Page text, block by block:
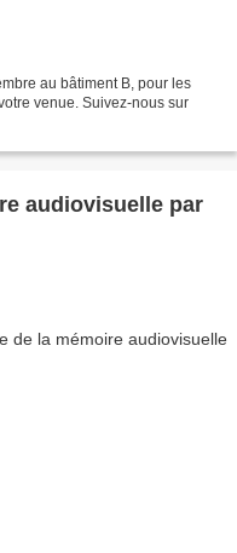
au bâtiment B, pour les
venue. Suivez-nous sur
audiovisuelle par